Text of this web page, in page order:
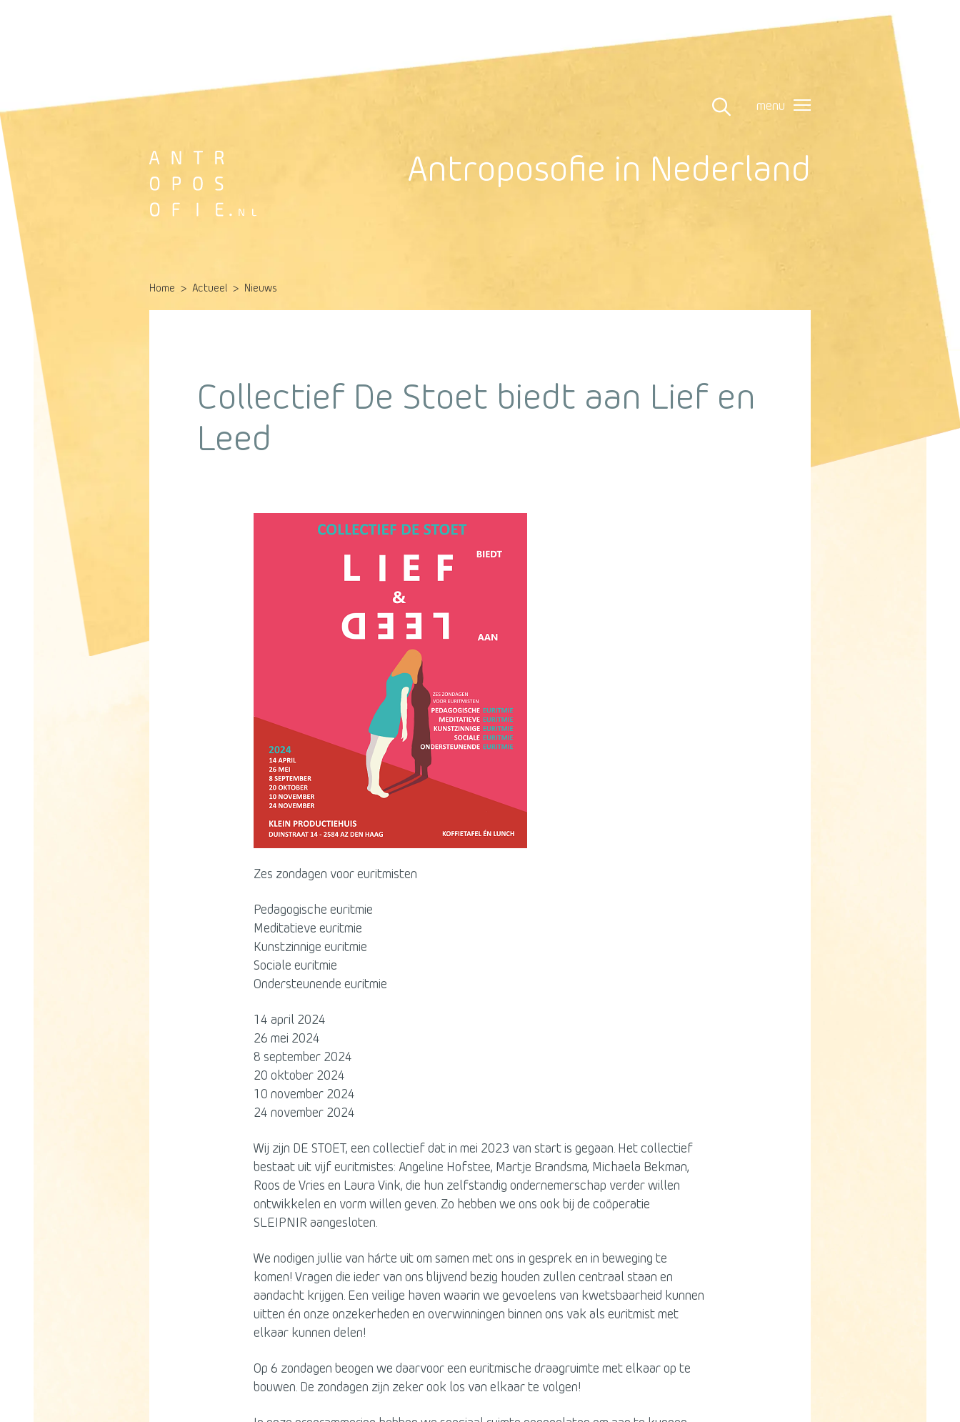
menu
Antroposoﬁe in Nederland
Home Actueel Nieuws
Collectief De Stoet biedt aan Lief en
Leed
Zes zondagen voor euritmisten
Pedagogische euritmie
Meditatieve euritmie
Kunstzinnige euritmie
Sociale euritmie
Ondersteunende euritmie
14 april 2024
26 mei 2024
8 september 2024
20 oktober 2024
10 november 2024
24 november 2024
Wij zijn DE STOET, een collectief dat in mei 2023 van start is gegaan. Het collectief
bestaat uit vijf euritmistes: Angeline Hofstee, Martje Brandsma, Michaela Bekman,
Roos de Vries en Laura Vink, die hun zelfstandig ondernemerschap verder willen
ontwikkelen en vorm willen geven. Zo hebben we ons ook bij de coöperatie
SLEIPNIR aangesloten.
We nodigen jullie van hárte uit om samen met ons in gesprek en in beweging te
komen! Vragen die ieder van ons blijvend bezig houden zullen centraal staan en
aandacht krijgen. Een veilige haven waarin we gevoelens van kwetsbaarheid kunnen
uitten én onze onzekerheden en overwinningen binnen ons vak als euritmist met
elkaar kunnen delen!
Op 6 zondagen beogen we daarvoor een euritmische draagruimte met elkaar op te
bouwen. De zondagen zijn zeker ook los van elkaar te volgen!